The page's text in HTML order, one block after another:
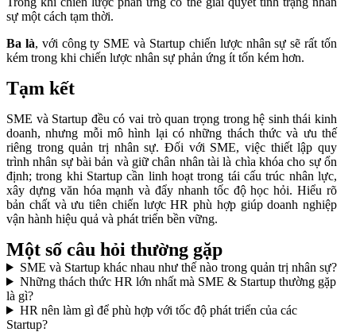
sự một cách tạm thời.
Ba là, với công ty SME và Startup chiến lược nhân sự sẽ rất tốn
kém trong khi chiến lược nhân sự phản ứng ít tốn kém hơn.
Tạm kết
SME và Startup đều có vai trò quan trọng trong hệ sinh thái kinh
doanh, nhưng mỗi mô hình lại có những thách thức và ưu thế
riêng trong quản trị nhân sự. Đối với SME, việc thiết lập quy
trình nhân sự bài bản và giữ chân nhân tài là chìa khóa cho sự ổn
định; trong khi Startup cần linh hoạt trong tái cấu trúc nhân lực,
xây dựng văn hóa mạnh và đẩy nhanh tốc độ học hỏi. Hiểu rõ
bản chất và ưu tiên chiến lược HR phù hợp giúp doanh nghiệp
vận hành hiệu quả và phát triển bền vững.
Một số câu hỏi thường gặp
SME và Startup khác nhau như thế nào trong quản trị nhân sự?
Những thách thức HR lớn nhất mà SME & Startup thường gặp
là gì?
HR nên làm gì để phù hợp với tốc độ phát triển của các
Startup?